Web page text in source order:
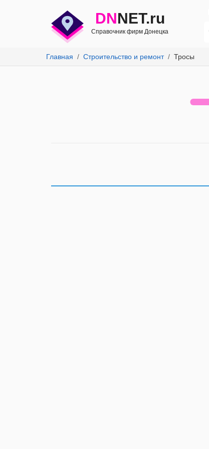
DNNET.ru
Справочник фирм Донецка
Главная Строительство и ремонт Тросы